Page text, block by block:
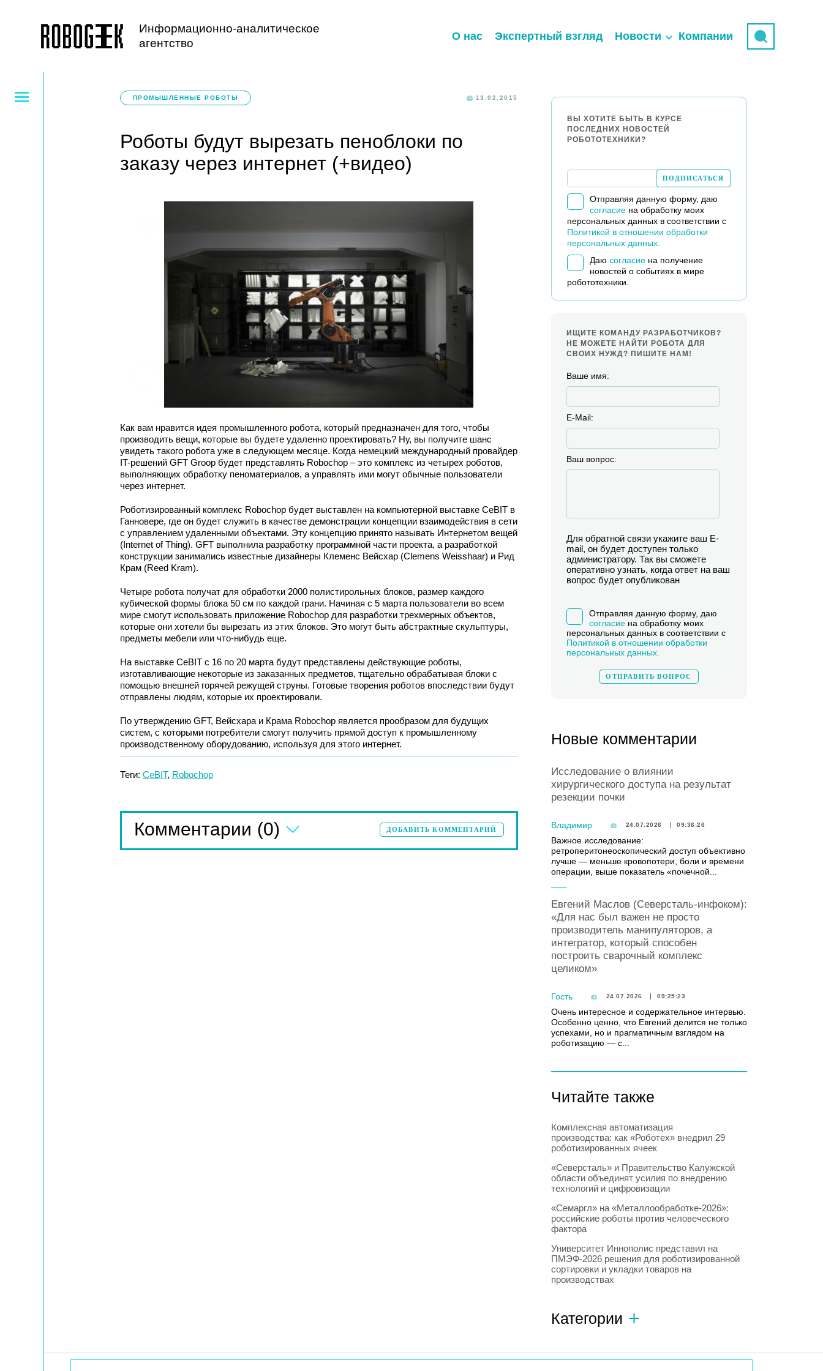
Информационно-аналитическое
агентство
О нас Экспертный взгляд Новости Компании
ПРОМЫШЛЕННЫЕ РОБОТЫ 13.02.2015
Роботы будут вырезать пеноблоки по
заказу через интернет (+видео)
Как вам нравится идея промышленного робота, который предназначен для того, чтобы
производить вещи, которые вы будете удаленно проектировать? Ну, вы получите шанс
увидеть такого робота уже в следующем месяце. Когда немецкий международный провайдер
IT-решений GFT Groop будет представлять Robochop – это комплекс из четырех роботов,
выполняющих обработку пеноматериалов, а управлять ими могут обычные пользователи
через интернет.
Роботизированный комплекс Robochop будет выставлен на компьютерной выставке CeBIT в
Ганновере, где он будет служить в качестве демонстрации концепции взаимодействия в сети
с управлением удаленными объектами. Эту концепцию принято называть Интернетом вещей
(Internet of Thing). GFT выполнила разработку программной части проекта, а разработкой
конструкции занимались известные дизайнеры Клеменс Вейсхар (Clemens Weisshaar) и Рид
Крам (Reed Kram).
Четыре робота получат для обработки 2000 полистирольных блоков, размер каждого
кубической формы блока 50 см по каждой грани. Начиная с 5 марта пользователи во всем
мире смогут использовать приложение Robochop для разработки трехмерных объектов,
которые они хотели бы вырезать из этих блоков. Это могут быть абстрактные скульптуры,
предметы мебели или что-нибудь еще.
На выставке CeBIT с 16 по 20 марта будут представлены действующие роботы,
изготавливающие некоторые из заказанных предметов, тщательно обрабатывая блоки с
помощью внешней горячей режущей струны. Готовые творения роботов впоследствии будут
отправлены людям, которые их проектировали.
По утверждению GFT, Вейсхара и Крама Robochop является прообразом для будущих
систем, с которыми потребители смогут получить прямой доступ к промышленному
производственному оборудованию, используя для этого интернет.
Теги: CeBIT, Robochop
Комментарии (0) ДОБАВИТЬ КОММЕНТАРИЙ
ВЫ ХОТИТЕ БЫТЬ В КУРСЕ
ПОСЛЕДНИХ НОВОСТЕЙ
РОБОТОТЕХНИКИ?
Отправляя данную форму, даю
согласиена обработку моих
персональных данных в соответствии с
Политикой в отношении обработки
персональных данных.
Даю согласиена получение
новостей о событиях в мире
робототехники.
ИЩИТЕ КОМАНДУ РАЗРАБОТЧИКОВ?
НЕ МОЖЕТЕ НАЙТИ РОБОТА ДЛЯ
СВОИХ НУЖД? ПИШИТЕ НАМ!
Ваше имя:
E-Mail:
Ваш вопрос:
Для обратной связи укажите ваш E-
mail, он будет доступен только
администратору. Так вы сможете
оперативно узнать, когда ответ на ваш
вопрос будет опубликован
Отправляя данную форму, даю
согласиена обработку моих
персональных данных в соответствии с
Политикой в отношении обработки
персональных данных.
Новые комментарии
Исследование о влиянии
хирургического доступа на результат
резекции почки
Владимир 24.07.2026 09:36:26
Важное исследование:
ретроперитонеоскопический доступ объективно
лучше — меньше кровопотери, боли и времени
операции, выше показатель «почечной...
Евгений Маслов (Северсталь-инфоком):
«Для нас был важен не просто
производитель манипуляторов, а
интегратор, который способен
построить сварочный комплекс
целиком»
Гость 24.07.2026 09:25:23
Очень интересное и содержательное интервью.
Особенно ценно, что Евгений делится не только
успехами, но и прагматичным взглядом на
роботизацию — с...
Читайте также
Комплексная автоматизация
производства: как «Роботех» внедрил 29
роботизированных ячеек
«Северсталь» и Правительство Калужской
области объединят усилия по внедрению
технологий и цифровизации
«Семаргл» на «Металлообработке-2026»:
российские роботы против человеческого
фактора
Университет Иннополис представил на
ПМЭФ-2026 решения для роботизированной
сортировки и укладки товаров на
производствах
Категории